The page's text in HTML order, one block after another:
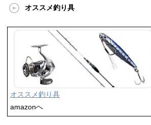
オススメ釣り具
オススメ釣り具
amazonへ